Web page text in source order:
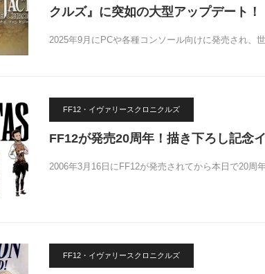
クルズ』に突如の大型アップデート
2025年9月にPCや各種コンソール向けに発売され、
FF12・イヴァリースクロニクルズ
FF12が発売20周年！描き下ろし記念
2006年3月16日にFF12が発売されてから本日で20周
FF12・イヴァリースクロニクルズ